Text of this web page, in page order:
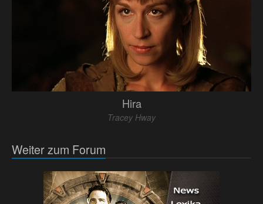
Hira
Tracey Hway
Weiter zum Forum